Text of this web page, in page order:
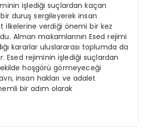
işlediği suçlardan kaçan
duruş sergileyerek insan
ilkelerine verdiği önemi bir kez
Alman makamlarının Esed rejimi
kararlar uluslararası toplumda da
Esed rejiminin işlediği suçlardan
hoşgörü görmeyeceği
insan hakları ve adalet
bir adım olarak